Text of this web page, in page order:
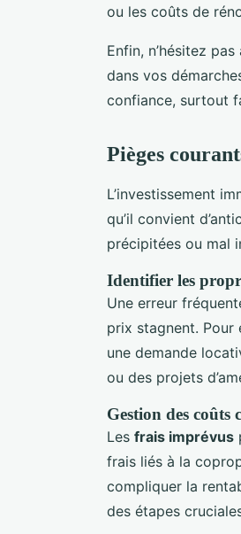
ou les coûts de
Enfin, n’hésitez
dans vos
confiance, surtout
Pièges
L’investissement
qu’il convient
précipitées ou mal
Identifier les
Une erreur
prix stagnent. Pour
une demande
ou des projets
Gestion des coûts
Les frais imprévus
frais liés à la
compliquer la
des étapes